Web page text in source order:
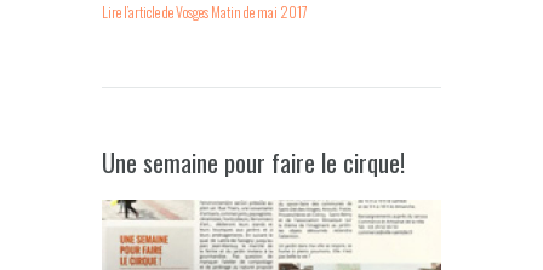
Lire l’article de Vosges Matin de mai 2017
Une semaine pour faire le cirque!